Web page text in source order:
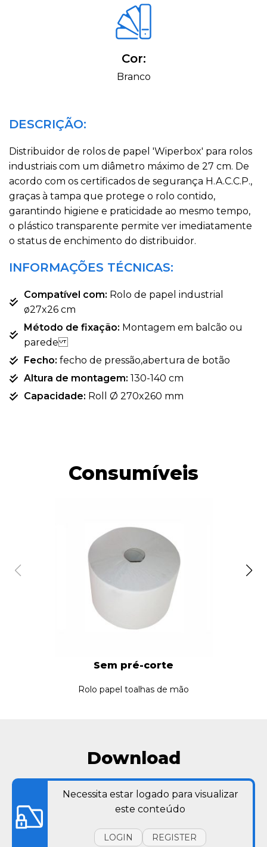
Cor:
Branco
DESCRIÇÃO:
Distribuidor de rolos de papel 'Wiperbox' para rolos
industriais com um diâmetro máximo de 27 cm. De
acordo com os certificados de segurança H.A.C.C.P.,
graças à tampa que protege o rolo contido,
garantindo higiene e praticidade ao mesmo tempo,
o plástico transparente permite ver imediatamente
o status de enchimento do distribuidor.
INFORMAÇÕES TÉCNICAS:
Compatível com: Rolo de papel industrial
ø27x26 cm
Método de fixação: Montagem em balcão ou
parede
Fecho: fecho de pressão,abertura de botão
Altura de montagem: 130-140 cm
Capacidade: Roll Ø 270x260 mm
Consumíveis
Sem pré-corte
Rolo papel toalhas de mão
Download
Necessita estar logado para visualizar
este conteúdo
LOGIN REGISTER